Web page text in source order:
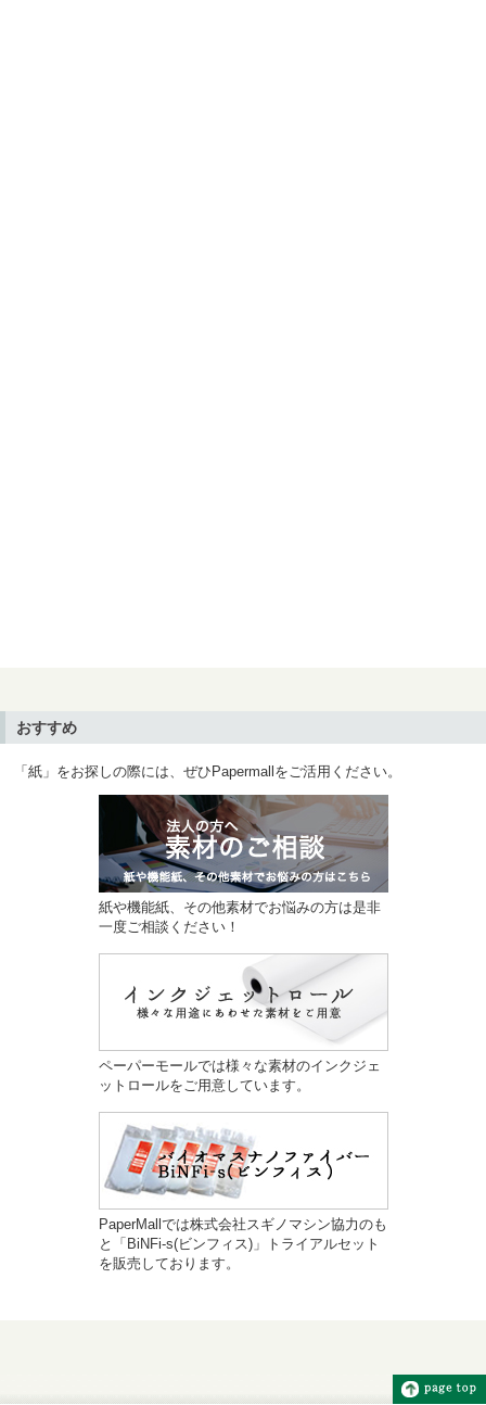
おすすめ
「紙」をお探しの際には、ぜひPapermallをご活用ください。
紙や機能紙、その他素材でお悩みの方は是非
一度ご相談ください！
ペーパーモールでは様々な素材のインクジェ
ットロールをご用意しています。
PaperMallでは株式会社スギノマシン協力のも
と「BiNFi-s(ビンフィス)」トライアルセット
を販売しております。